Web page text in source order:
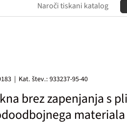
Naroči tiskani katalog
| Kat. štev.: 933237-95-40
brez zapenjanja s
materiala